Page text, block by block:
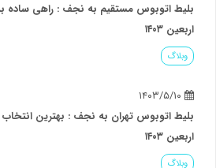
بلیط اتوبوس مستقیم به نجف : راهی ساده
اربعین ۱۴۰۳
وبلاگ
بلیط اتوبوس تهران به نجف : بهترین
اربعین ۱۴۰۳
وبلاگ